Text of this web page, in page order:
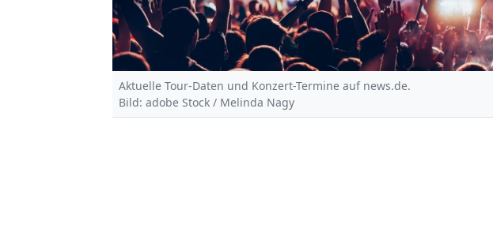
Aktuelle Tour-Daten und Konzert-Termine auf news.de.
Bild: adobe Stock / Melinda Nagy